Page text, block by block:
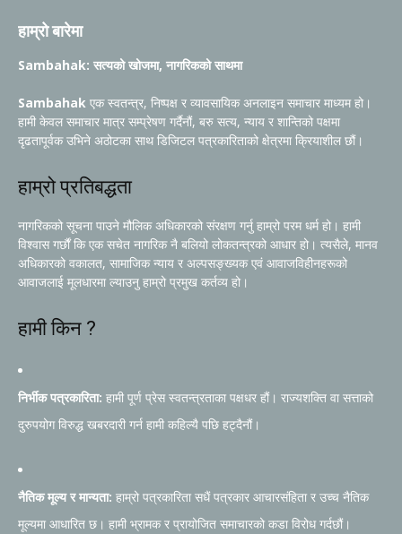
हाम्रो बारेमा
Sambahak: सत्यको खोजमा, नागरिकको साथमा
Sambahak एक स्वतन्त्र, निष्पक्ष र व्यावसायिक अनलाइन समाचार माध्यम हो।
हामी केवल समाचार मात्र सम्प्रेषण गर्दैनौं, बरु सत्य, न्याय र शान्तिको पक्षमा
दृढतापूर्वक उभिने अठोटका साथ डिजिटल पत्रकारिताको क्षेत्रमा क्रियाशील छौं।
हाम्रो प्रतिबद्धता
नागरिकको सूचना पाउने मौलिक अधिकारको संरक्षण गर्नु हाम्रो परम धर्म हो। हामी
विश्वास गर्छौं कि एक सचेत नागरिक नै बलियो लोकतन्त्रको आधार हो। त्यसैले, मानव
अधिकारको वकालत, सामाजिक न्याय र अल्पसङ्ख्यक एवं आवाजविहीनहरूको
आवाजलाई मूलधारमा ल्याउनु हाम्रो प्रमुख कर्तव्य हो।
हामी किन ?
निर्भीक पत्रकारिता: हामी पूर्ण प्रेस स्वतन्त्रताका पक्षधर हौं। राज्यशक्ति वा सत्ताको
दुरुपयोग विरुद्ध खबरदारी गर्न हामी कहिल्यै पछि हट्दैनौं।
नैतिक मूल्य र मान्यता: हाम्रो पत्रकारिता सधैं पत्रकार आचारसंहिता र उच्च नैतिक
मूल्यमा आधारित छ। हामी भ्रामक र प्रायोजित समाचारको कडा विरोध गर्दछौं।